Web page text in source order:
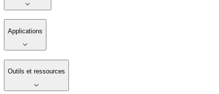
Applications
Outils et ressources